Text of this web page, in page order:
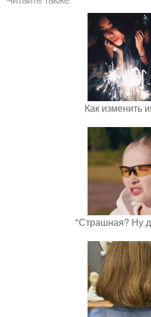
Как изменить
"Страшная? Ну